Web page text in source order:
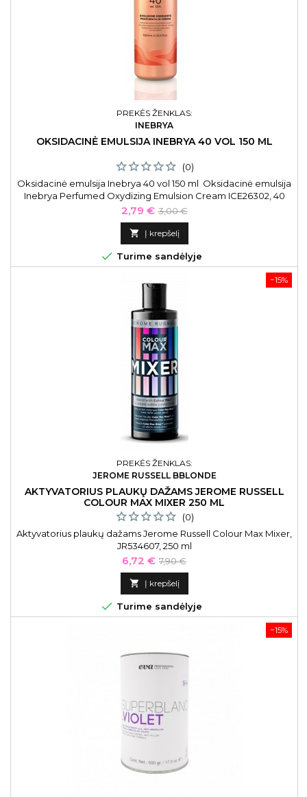
PREKĖS ŽENKLAS:
INEBRYA
OKSIDACINĖ EMULSIJA INEBRYA 40 VOL 150 ML
(0)
Oksidacinė emulsija Inebrya 40 vol 150 ml Oksidacinė emulsija
Inebrya Perfumed Oxydizing Emulsion Cream ICE26302, 40
vol, 150 ml
Kaina
2,79 € Bazinė
kaina
3,00 €
 Į krepšelį
 Turime sandėlyje
−15%
PREKĖS ŽENKLAS:
JEROME RUSSELL BBLONDE
AKTYVATORIUS PLAUKŲ DAŽAMS JEROME RUSSELL
COLOUR MAX MIXER 250 ML
(0)
Aktyvatorius plaukų dažams Jerome Russell Colour Max Mixer,
JR534607, 250 ml
Kaina
6,72 € Bazinė
kaina
7,90 €
 Į krepšelį
 Turime sandėlyje
−15%